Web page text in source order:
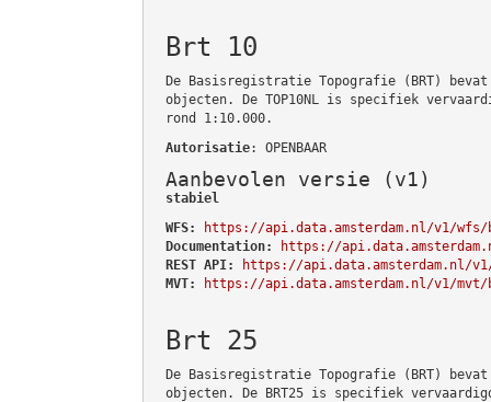
Brt 10
De Basisregistratie Topografie (BRT)
objecten. De TOP10NL is specifiek
rond 1:10.000.
Autorisatie: OPENBAAR
Aanbevolen versie (v1)
stabiel
WFS:
https://api.data.amsterdam.nl/v1/wfs/
Documentation:
https://
REST API:
https://api.data.amsterdam.nl/
MVT:
https://api.data.amsterdam.nl/v1/mvt/
Brt 25
De Basisregistratie Topografie (BRT)
objecten. De BRT25 is specifiek